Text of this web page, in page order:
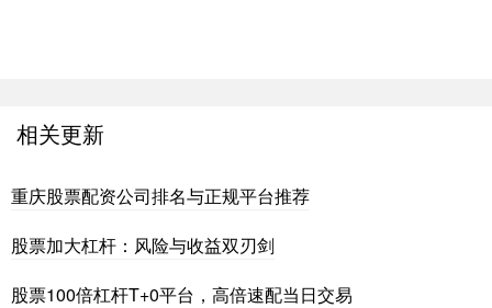
相关更新
重庆股票配资公司排名与正规平台推荐
股票加大杠杆：风险与收益双刃剑
股票100倍杠杆T+0平台，高倍速配当日交易